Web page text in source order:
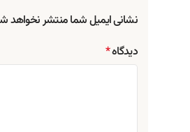
نشانی ایمیل شما منتشر نخواهد
دیدگاه*